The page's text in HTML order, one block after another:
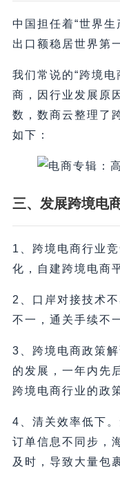
中国担任着“世界
出口额稳居世界第
我们常说的“跨境
商，因行业发展原
数，数商云整理了
如下：
三、发展跨境电
1、跨境电商行业
化，自建跨境电商
2、口岸对接技术
不一，通关手续不
3、跨境电商政策
的发展，一年内先
跨境电商行业的政
4、清关效率低下
订单信息不同步，
及时，导致大量包